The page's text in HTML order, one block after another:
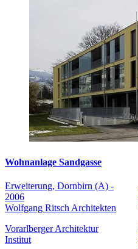
Wohnanlage Sandgasse
Erweiterung, Dornbirn (A) -
2006
Wolfgang Ritsch Architekten
Vorarlberger Architektur
Institut